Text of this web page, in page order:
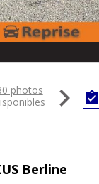
photos
 
Berline